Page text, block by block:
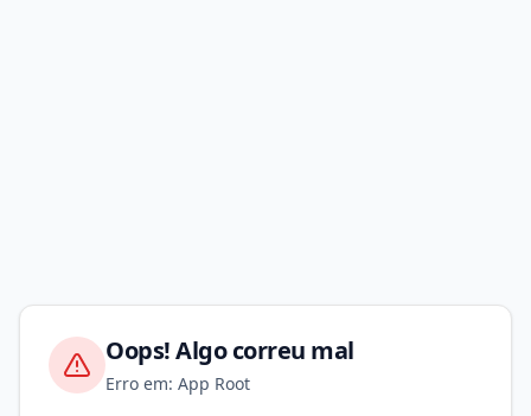
Oops! Algo correu mal
Erro em: App Root